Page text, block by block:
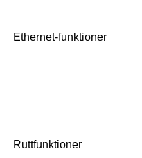
Ethernet-funktioner
Ruttfunktioner